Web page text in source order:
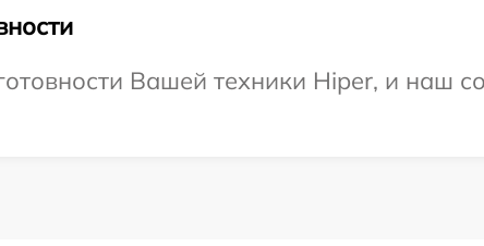
Вашей техники Hiper, и наш